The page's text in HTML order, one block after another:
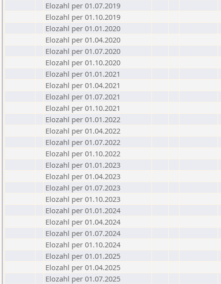
Elozahl per 01.07.2019
Elozahl per 01.10.2019
Elozahl per 01.01.2020
Elozahl per 01.04.2020
Elozahl per 01.07.2020
Elozahl per 01.10.2020
Elozahl per 01.01.2021
Elozahl per 01.04.2021
Elozahl per 01.07.2021
Elozahl per 01.10.2021
Elozahl per 01.01.2022
Elozahl per 01.04.2022
Elozahl per 01.07.2022
Elozahl per 01.10.2022
Elozahl per 01.01.2023
Elozahl per 01.04.2023
Elozahl per 01.07.2023
Elozahl per 01.10.2023
Elozahl per 01.01.2024
Elozahl per 01.04.2024
Elozahl per 01.07.2024
Elozahl per 01.10.2024
Elozahl per 01.01.2025
Elozahl per 01.04.2025
Elozahl per 01.07.2025